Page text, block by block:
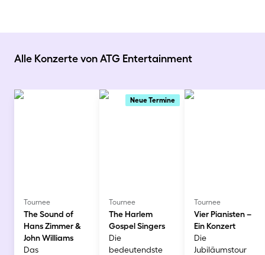
Alle Konzerte von ATG Entertainment
Tournee
The Sound of
Hans Zimmer &
John Williams
Das
Neue Termine
Tournee
The Harlem
Gospel Singers
Die
bedeutendste
Tournee
Vier Pianisten –
Ein Konzert
Die
Jubiläumstour